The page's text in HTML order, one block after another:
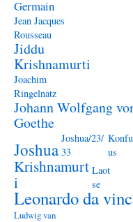
Germain
Jean Jacques
Rousseau
Jiddu
Krishnamurti
Joachim
Ringelnatz
Johann Wolfgang
Goethe
Joshua
Joshua/23/
33
us
Krishnamurt
i
Laot
se
Leonardo da
Ludwig van